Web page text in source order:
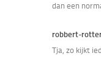
dan een
robbert-
Tja, zo kijkt